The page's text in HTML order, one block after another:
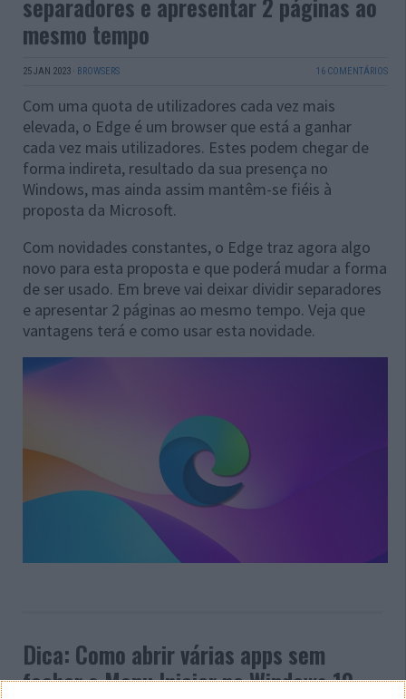
separadores e apresentar 2 páginas ao
mesmo tempo
25 JAN 2023 · BROWSERS 16 COMENTÁRIOS
Com uma quota de utilizadores cada vez mais
elevada, o Edge é um browser que está a ganhar
cada vez mais utilizadores. Estes podem chegar de
forma indireta, resultado da sua presença no
Windows, mas ainda assim mantêm-se fiéis à
proposta da Microsoft.
Com novidades constantes, o Edge traz agora algo
novo para esta proposta e que poderá mudar a forma
de ser usado. Em breve vai deixar dividir separadores
e apresentar 2 páginas ao mesmo tempo. Veja que
vantagens terá e como usar esta novidade.
Dica: Como abrir várias apps sem
fechar o Menu Iniciar no Windows 10